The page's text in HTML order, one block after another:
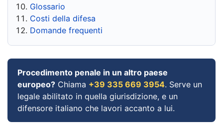
Glossario
Costi della difesa
Domande frequenti
Procedimento penale in un altro paese
europeo? Chiama +39 335 669 3954. Serve un
legale abilitato in quella giurisdizione, e un
difensore italiano che lavori accanto a lui.